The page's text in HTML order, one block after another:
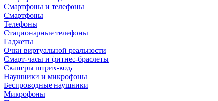
Смартфоны и телефоны
Смартфоны
Телефоны
Стационарные телефоны
Гаджеты
Очки виртуальной реальности
Смарт-часы и фитнес-браслеты
Сканеры штрих-кода
Наушники и микрофоны
Беспроводные наушники
Микрофоны